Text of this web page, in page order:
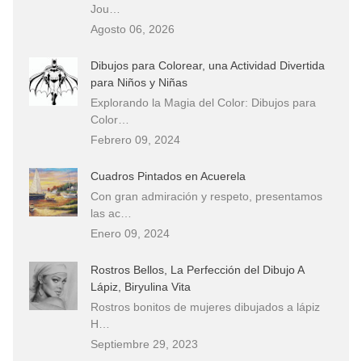
Jou…
Agosto 06, 2026
Dibujos para Colorear, una Actividad Divertida
para Niños y Niñas
Explorando la Magia del Color: Dibujos para
Color…
Febrero 09, 2024
Cuadros Pintados en Acuerela
Con gran admiración y respeto, presentamos
las ac…
Enero 09, 2024
Rostros Bellos, La Perfección del Dibujo A
Lápiz, Biryulina Vita
Rostros bonitos de mujeres dibujados a lápiz
H…
Septiembre 29, 2023